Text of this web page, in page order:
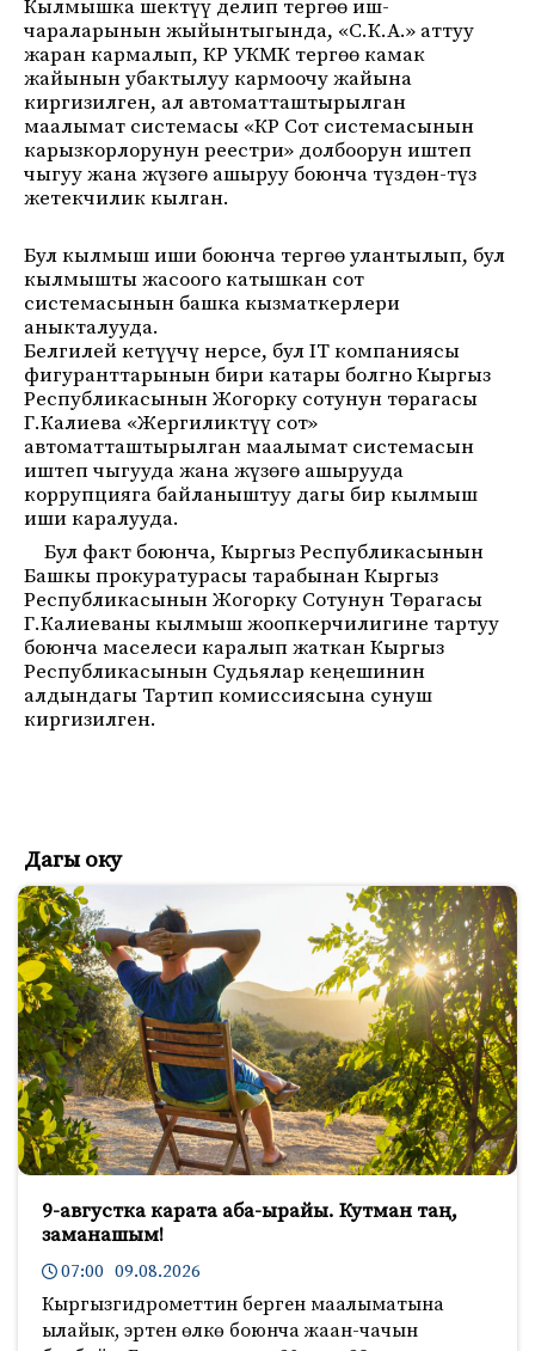
Кылмышка шектүү делип тергөө иш-
чараларынын жыйынтыгында, «С.К.А.» аттуу
жаран кармалып, КР УКМК тергөө камак
жайынын убактылуу кармоочу жайына
киргизилген, ал автоматташтырылган
маалымат системасы «КР Сот системасынын
карызкорлорунун реестри» долбоорун иштеп
чыгуу жана жүзөгө ашыруу боюнча түздөн-түз
жетекчилик кылган.
Бул кылмыш иши боюнча тергөө улантылып, бул
кылмышты жасоого катышкан сот
системасынын башка кызматкерлери
аныкталууда.
Белгилей кетүүчү нерсе, бул IT компаниясы
фигуранттарынын бири катары болгно Кыргыз
Республикасынын Жогорку сотунун төрагасы
Г.Калиева «Жергиликтүү сот»
автоматташтырылган маалымат системасын
иштеп чыгууда жана жүзөгө ашырууда
коррупцияга байланыштуу дагы бир кылмыш
иши каралууда.
Бул факт боюнча, Кыргыз Республикасынын
Башкы прокуратурасы тарабынан Кыргыз
Республикасынын Жогорку Сотунун Төрагасы
Г.Калиеваны кылмыш жоопкерчилигине тартуу
боюнча маселеси каралып жаткан Кыргыз
Республикасынын Судьялар кеңешинин
алдындагы Тартип комиссиясына сунуш
киргизилген.
Дагы оку
9-августка карата аба-ырайы. Кутман таң,
заманашым!
07:00 09.08.2026
Кыргызгидрометтин берген маалыматына
ылайык, эртен өлкө боюнча жаан-чачын